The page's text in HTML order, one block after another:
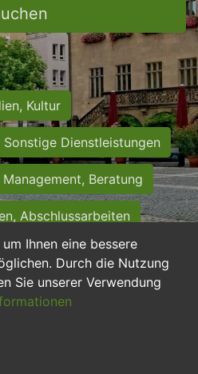
Ihnen eine bessere
Durch die Nutzung
Sie unserer Verwendung
Kultur
Sonstige Dienstleistungen
Management, Beratung
Abschlussarbeiten
Sekretariat
Nebenjobs
duale Ausbildung